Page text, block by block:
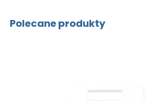
Polecane produkty